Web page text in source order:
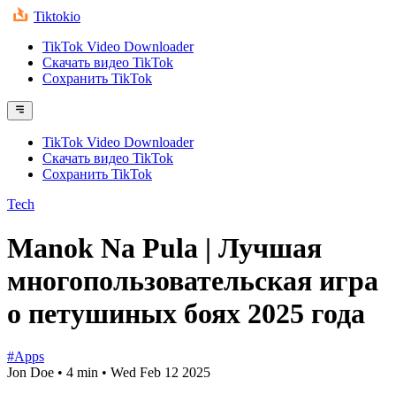
Tiktokio
TikTok Video Downloader
Скачать видео TikTok
Сохранить TikTok
TikTok Video Downloader
Скачать видео TikTok
Сохранить TikTok
Tech
Manok Na Pula | Лучшая
многопользовательская игра
о петушиных боях 2025 года
#Apps
Jon Doe • 4 min • Wed Feb 12 2025